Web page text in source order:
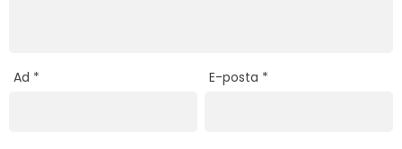
Ad * E-posta *